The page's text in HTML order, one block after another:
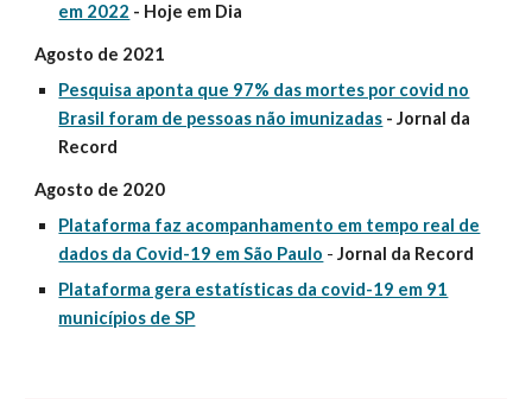
em 2022 - Hoje em Dia
Agosto de 2021
Pesquisa aponta que 97% das mortes por covid no
Brasil foram de pessoas não imunizadas - Jornal da
Record
Agosto de 2020
Plataforma faz acompanhamento em tempo real de
dados da Covid-19 em São Paulo -Jornal da Record
Plataforma gera estatísticas da covid-19 em 91
municípios de SP